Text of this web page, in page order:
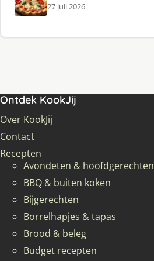
27 juli 2026
Ontdek KookJij
Over KookJij
Contact
Recepten
Avondeten & hoofdgerechten
BBQ & buiten koken
Bijgerechten
Borrelhapjes & tapas
Brood & beleg
Budget recepten